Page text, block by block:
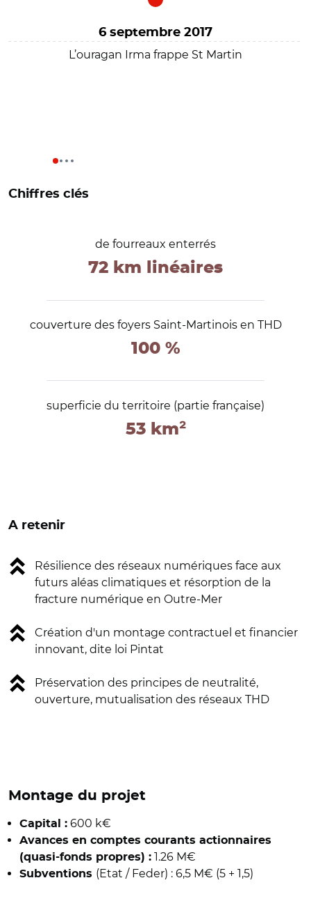
6 septembre 2017
L’ouragan Irma frappe St Martin
Chiffres clés
de fourreaux enterrés
72 km linéaires
couverture des foyers Saint-Martinois en THD
100 %
superficie du territoire (partie française)
53 km²
A retenir
Résilience des réseaux numériques face aux
futurs aléas climatiques et résorption de la
fracture numérique en Outre-Mer
Création d'un montage contractuel et financier
innovant, dite loi Pintat
Préservation des principes de neutralité,
ouverture, mutualisation des réseaux THD
Montage du projet
Capital : 600 k€
Avances en comptes courants actionnaires
(quasi-fonds propres) : 1.26 M€
Subventions (Etat / Feder) : 6,5 M€ (5 + 1,5)